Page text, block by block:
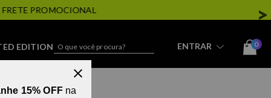
EDITION STREETWEAR ENTRAR 0
15% OFFna